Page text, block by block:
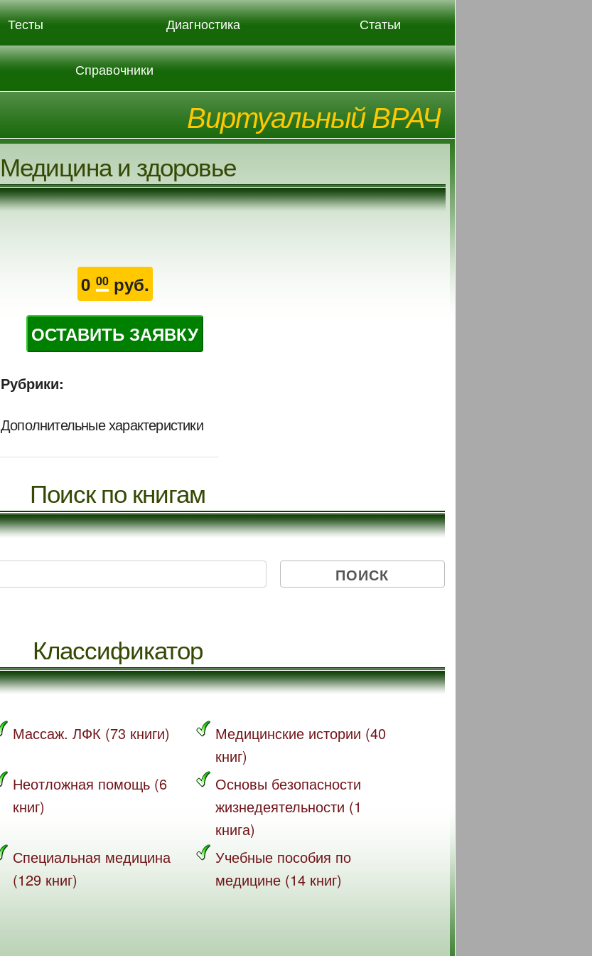
Тесты Диагностика Статьи
Справочники
Виртуальный ВРАЧ
Медицина и здоровье
0 00руб.
ОСТАВИТЬ ЗАЯВКУ
Рубрики:
Дополнительные характеристики
Поиск по книгам
Классификатор
Массаж. ЛФК (73 книги)
Медицинские истории (40
книг)
Неотложная помощь (6
книг)
Основы безопасности
жизнедеятельности (1
книга)
Специальная медицина
(129 книг)
Учебные пособия по
медицине (14 книг)